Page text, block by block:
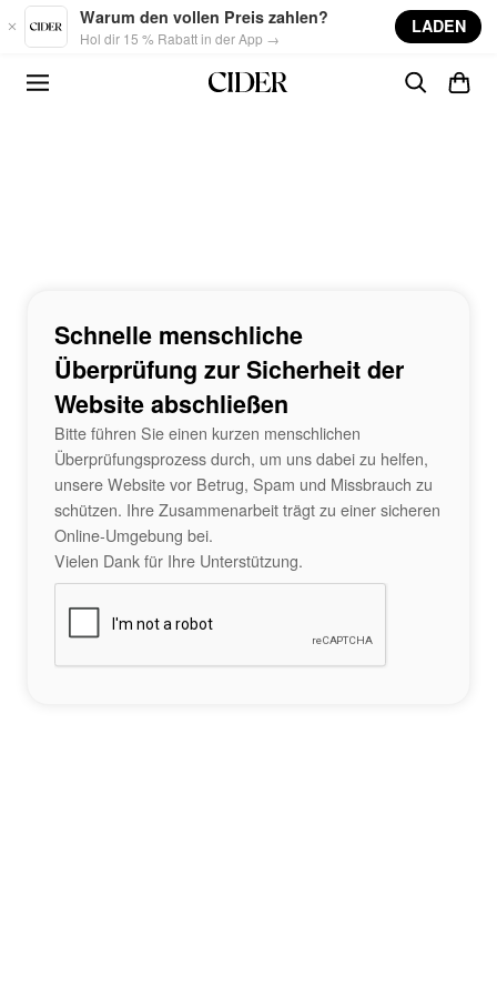
Skip to main content
Warum den vollen Preis zahlen?
Hol dir 15 % Rabatt in der App →
LADEN
Schnelle menschliche
Überprüfung zur Sicherheit der
Website abschließen
Bitte führen Sie einen kurzen menschlichen
Überprüfungsprozess durch, um uns dabei zu helfen,
unsere Website vor Betrug, Spam und Missbrauch zu
schützen. Ihre Zusammenarbeit trägt zu einer sicheren
Online-Umgebung bei.
Vielen Dank für Ihre Unterstützung.